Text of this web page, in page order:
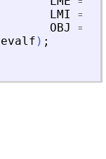
LMI
=
OBJ
=
evalf ) ;